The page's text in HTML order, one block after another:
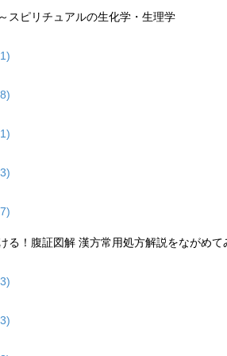
スピリチュアルの生化学・生理学
る！腹証図解 漢方常用処方解説をながめて